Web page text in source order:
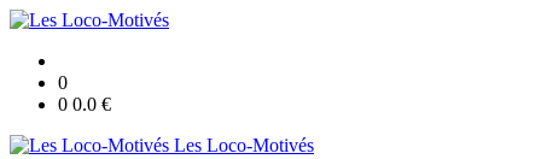
0
0 0.0 €
Les Loco-Motivés